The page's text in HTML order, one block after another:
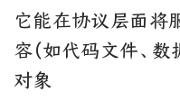
它能在协议层面将
容（如代码文件、
对象